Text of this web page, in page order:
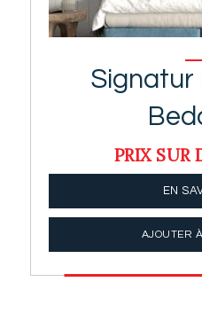
Signatur
PRIX SUR
EN
AJOUTER